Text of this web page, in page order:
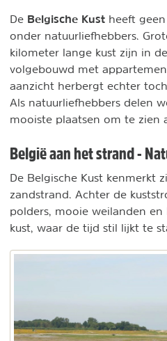
De Belgische Kust heeft
onder natuurliefhebbers.
kilometer lange kust zijn in
volgebouwd met
aanzicht herbergt echter
Als natuurliefhebbers delen
mooiste plaatsen om te zien
België aan het strand -
De Belgische Kust kenmerkt
zandstrand. Achter de
polders, mooie weilanden
kust, waar de tijd stil lijkt te